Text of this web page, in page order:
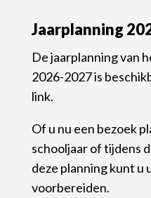
Jaarplanning
De jaarplanning van
2026-2027 is
link.
Of u nu een bezoek
schooljaar of tijdens
deze planning kunt u
voorbereiden.